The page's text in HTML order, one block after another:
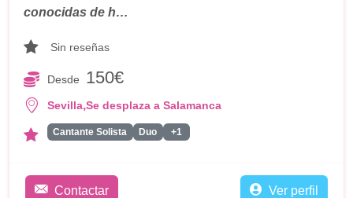
conocidas de h…
Sin reseñas
Desde 150€
Sevilla,Se desplaza a Salamanca
Cantante Solista Duo +1
Contactar Ver perfil